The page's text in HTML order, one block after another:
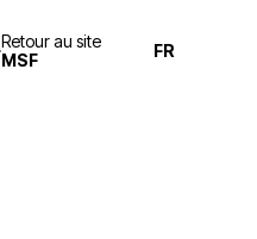
Retour au site
MSF